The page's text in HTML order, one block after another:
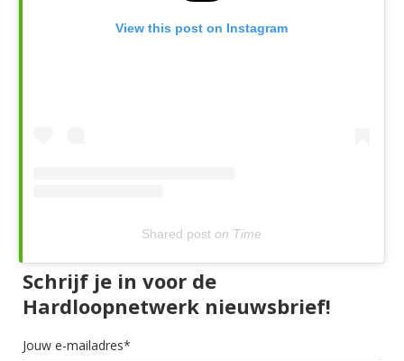
View this post on Instagram
Shared post on Time
Schrijf je in voor de
Hardloopnetwerk nieuwsbrief!
Jouw e-mailadres*